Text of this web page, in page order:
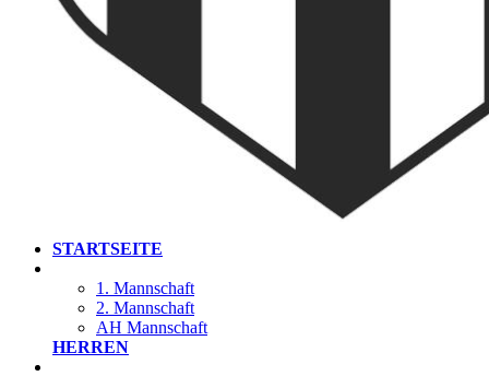
STARTSEITE
1. Mannschaft
2. Mannschaft
AH Mannschaft
HERREN